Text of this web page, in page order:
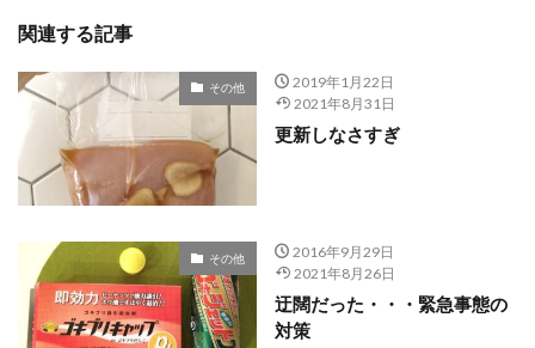
関連する記事
その他
2019年1月22日
2021年8月31日
更新しなさすぎ
その他
2016年9月29日
2021年8月26日
迂闊だった・・・緊急事態の
対策